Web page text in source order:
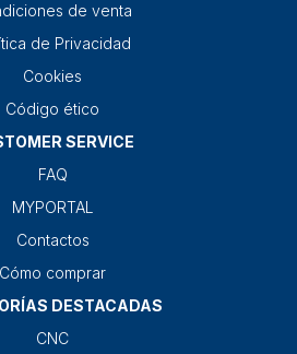
de venta
de Privacidad
Cookies
Código ético
SERVICE
FAQ
MYPORTAL
Contactos
Cómo comprar
DESTACADAS
CNC